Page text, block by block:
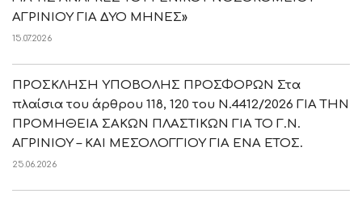
ΑΓΡΙΝΙΟΥ ΓΙΑ ΔΥΟ ΜΗΝΕΣ»
15.07.2026
ΠΡΟΣΚΛΗΣΗ ΥΠΟΒΟΛΗΣ ΠΡΟΣΦΟΡΩΝ Στα
πλαίσια του άρθρου 118, 120 του Ν.4412/2026 ΓΙΑ ΤΗΝ
ΠΡΟΜΗΘΕΙΑ ΣΑΚΩΝ ΠΛΑΣΤΙΚΩΝ ΓΙΑ ΤΟ Γ.Ν.
ΑΓΡΙΝΙΟΥ – ΚΑΙ ΜΕΣΟΛΟΓΓΙΟΥ ΓΙΑ ΕΝΑ ΕΤΟΣ.
25.06.2026